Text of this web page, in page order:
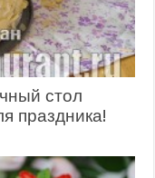
стол
праздника!